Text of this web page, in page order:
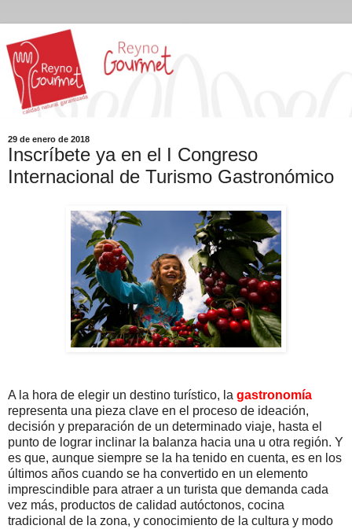
29 de enero de 2018
Inscríbete ya en el I Congreso
Internacional de Turismo Gastronómico
A la hora de elegir un destino turístico, la gastronomía
representa una pieza clave en el proceso de ideación,
decisión y preparación de un determinado viaje, hasta el
punto de lograr inclinar la balanza hacia una u otra región. Y
es que, aunque siempre se la ha tenido en cuenta, es en los
últimos años cuando se ha convertido en un elemento
imprescindible para atraer a un turista que demanda cada
vez más, productos de calidad autóctonos, cocina
tradicional de la zona, y conocimiento de la cultura y modo